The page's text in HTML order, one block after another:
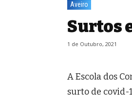
Aveiro
Surtos
1 de Outubro, 2021
A Escola dos
surto de covid-